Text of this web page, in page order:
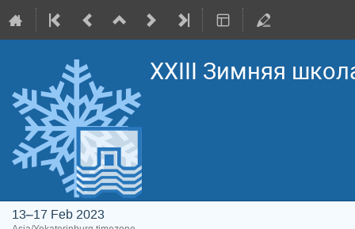
XXIII Зимняя
13–17 Feb 2023